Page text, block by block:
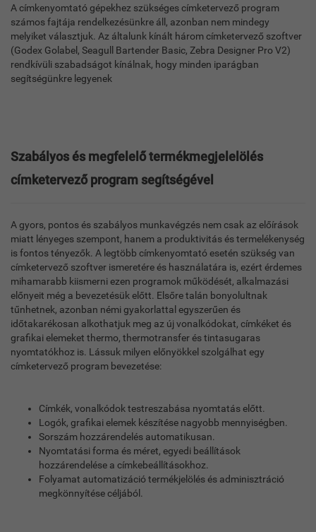
A címkenyomtató gépekhez szükséges címketervező program
számos fajtája rendelkezésünkre áll, azonban nem mindegy
melyiket választjuk. Az általunk kínált három címketervező szoftver
(Godex Golabel, Seagull Bartender Basic, Zebra Designer Pro V2)
rendkívüli szabadságot kínálnak, hogy minden iparágban
segítségünkre legyenek
Szabályos és megfelelő termékmegjelelölés
címketervező program segítségével
A gyors, pontos és szabályos munkavégzés nem csak az előírások
miatt lényeges szempont, hanem a produktivitás és termelékenység
is fontos tényezők. A legtöbb címkenyomtató esetén szükség van
címketervező szoftver ismeretére és használatára is, ezért érdemes
mihamarabb kiismerni ezen programok működését, alkalmazási
előnyeit még a bevezetésük előtt. Elsőre talán bonyolultnak
tűnhetnek, azonban némi gyakorlattal egyszerűen és
időtakarékosan alkothatjuk meg az új vonalkódokat, címkéket és
grafikai elemeket thermo, thermotransfer és tintasugaras
nyomtatókhoz is. Lássuk milyen előnyökkel szolgálhat egy
címketervező program bevezetése:
Címkék, vonalkódok testreszabása nyomtatás előtt.
Logók, grafikai elemek készítése nagyobb mennyiségben.
Sorszám hozzárendelés automatikusan.
Nyomtatási forma és méret, egyedi beállítások
hozzárendelése a címkebeállításokhoz.
Folyamat automatizáció termékjelölés és adminisztráció
megkönnyítése céljából.